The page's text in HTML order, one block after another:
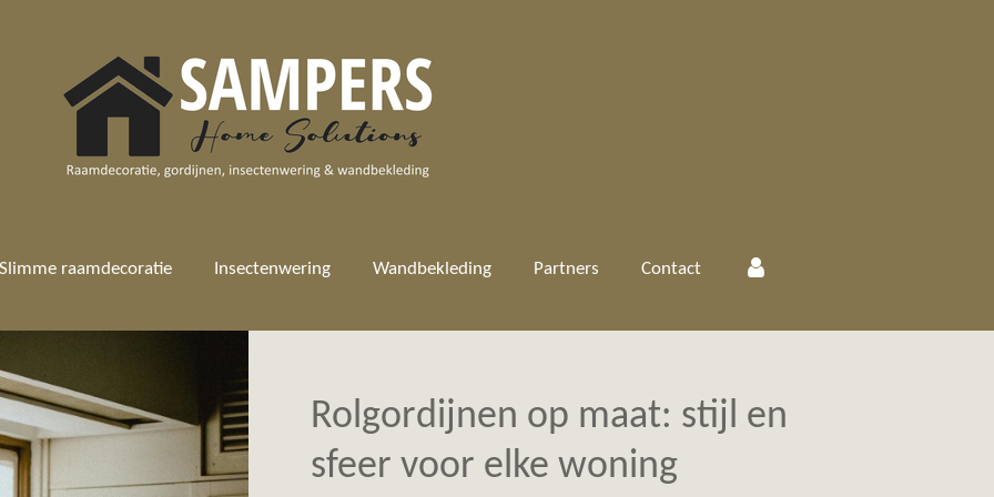
Slimme raamdecoratie Insectenwering Wandbekleding Partners Contact
Rolgordijnen op maat: stijl en
sfeer voor elke woning